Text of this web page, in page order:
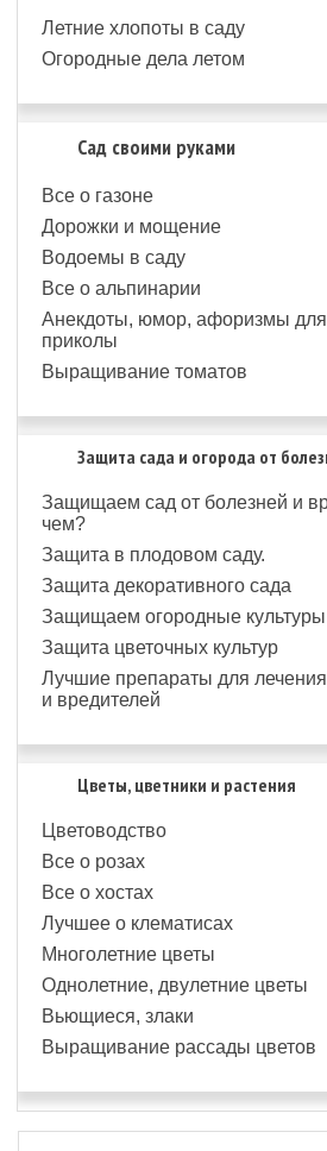
Летние хлопоты в саду
Огородные дела летом
Сад своими руками
Все о газоне
Дорожки и мощение
Водоемы в саду
Все о альпинарии
Анекдоты, юмор, афоризмы
приколы
Выращивание томатов
Защита сада и огорода от
Защищаем сад от болезней и
чем?
Защита в плодовом саду.
Защита декоративного сада
Защищаем огородные культуры
Защита цветочных культур
Лучшие препараты для
и вредителей
Цветы, цветники и растения
Цветоводство
Все о розах
Все о хостах
Лучшее о клематисах
Многолетние цветы
Однолетние, двулетние цветы
Вьющиеся, злаки
Выращивание рассады цветов